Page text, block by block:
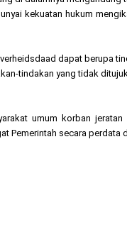
kekuatan hukum
dapat berupa
tindakan yang tidak
umum korban jeratan
Pemerintah secara perdata